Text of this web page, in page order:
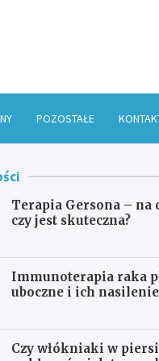
POZOSTAŁE
Terapia Gersona – na
czy jest skuteczna?
Immunoterapia raka
uboczne i ich nasilenie
Czy włókniaki w